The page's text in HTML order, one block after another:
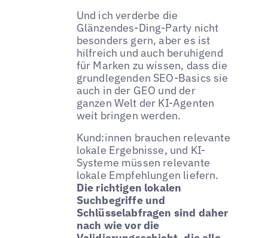
Und ich verderbe die
Glänzendes-Ding-Party nicht
besonders gern, aber es ist
hilfreich und auch beruhigend
für Marken zu wissen, dass die
grundlegenden SEO-Basics sie
auch in der GEO und der
ganzen Welt der KI-Agenten
weit bringen werden.
Kund:innen brauchen relevante
lokale Ergebnisse, und KI-
Systeme müssen relevante
lokale Empfehlungen liefern.
Die richtigen lokalen
Suchbegriffe und
Schlüsselabfragen sind daher
nach wie vor die